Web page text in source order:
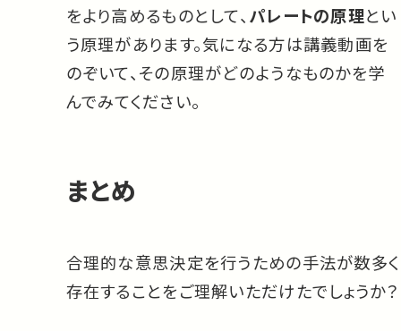
をより高めるものとして、 パレートの原理とい
う原理があります。気になる方は講義動画を
のぞいて、その原理がどのようなものかを学
んでみてください。
まとめ
合理的な意思決定を行うための手法が数多く
存在することをご理解いただけたでしょうか？